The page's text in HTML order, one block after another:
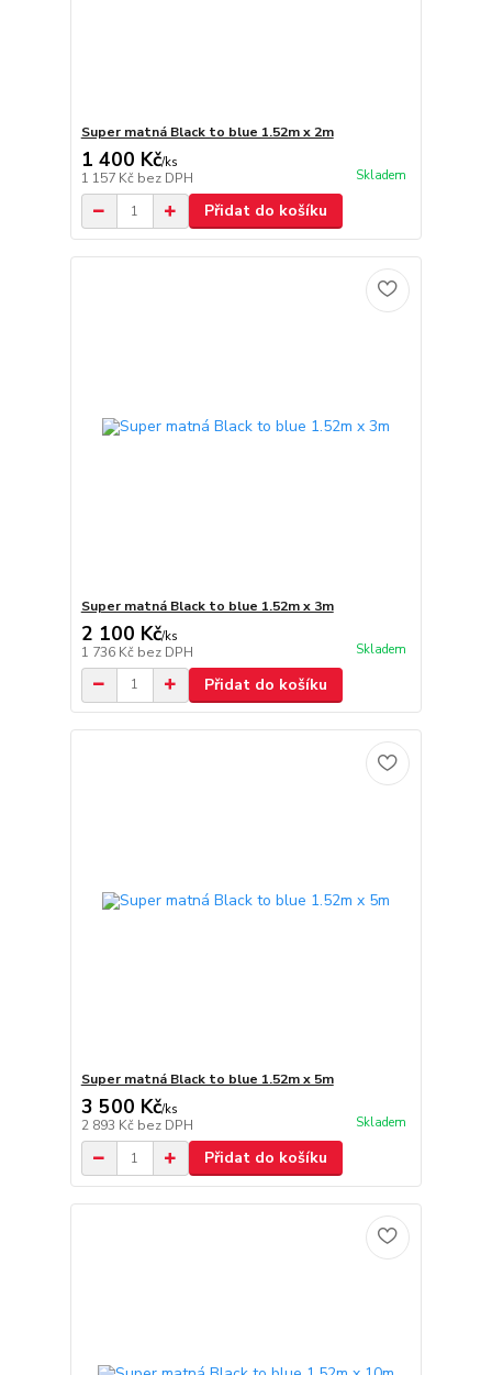
Super matná Black to blue 1.52m x 2m
1 400 Kč/ks
1 157 Kč bez DPH Skladem
Přidat do košíku
Super matná Black to blue 1.52m x 3m
2 100 Kč/ks
1 736 Kč bez DPH Skladem
Přidat do košíku
Super matná Black to blue 1.52m x 5m
3 500 Kč/ks
2 893 Kč bez DPH Skladem
Přidat do košíku